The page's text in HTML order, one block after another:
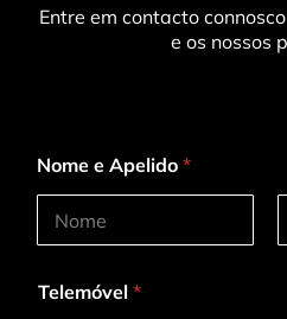
Entre em contacto
e os nossos
Nome e Apelido *
Telemóvel *